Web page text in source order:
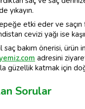
yıkayın.
etki eder ve
cevizi yağı ise
saç bakım önerisi, ürün
adresini
güzellik katmak için
Sorular